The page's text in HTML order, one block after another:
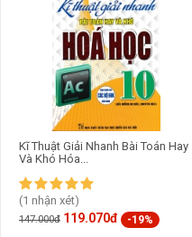
Kĩ Thuật Giải Nhanh Bài Toán Hay
Và Khó Hóa...
(1 nhận xét)
147.000đ 119.070đ -19%